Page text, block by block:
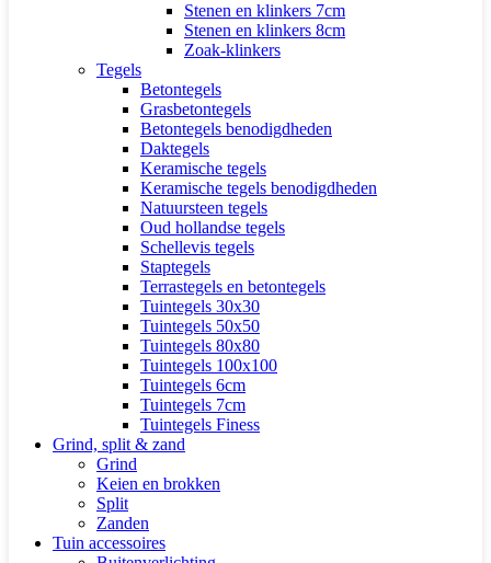
Stenen en klinkers 7cm
Stenen en klinkers 8cm
Zoak-klinkers
Tegels
Betontegels
Grasbetontegels
Betontegels benodigdheden
Daktegels
Keramische tegels
Keramische tegels benodigdheden
Natuursteen tegels
Oud hollandse tegels
Schellevis tegels
Staptegels
Terrastegels en betontegels
Tuintegels 30x30
Tuintegels 50x50
Tuintegels 80x80
Tuintegels 100x100
Tuintegels 6cm
Tuintegels 7cm
Tuintegels Finess
Grind, split & zand
Grind
Keien en brokken
Split
Zanden
Tuin accessoires